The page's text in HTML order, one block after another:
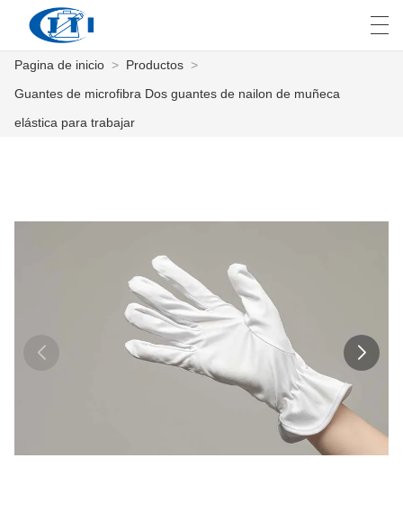
SOBRE NOSOTROS
VÍDEOS
العربية česky
Pagina de inicio > Productos >
Guantes de microfibra Dos guantes de nailon de muñeca
elástica para trabajar